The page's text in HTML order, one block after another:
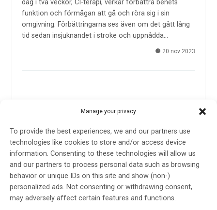
Manage your privacy
To provide the best experiences, we and our partners use
technologies like cookies to store and/or access device
information. Consenting to these technologies will allow us
and our partners to process personal data such as browsing
behavior or unique IDs on this site and show (non-)
personalized ads. Not consenting or withdrawing consent,
may adversely affect certain features and functions.
dag i två veckor, CI-terapi, verkar förbättra benets
funktion och förmågan att gå och röra sig i sin
omgivning. Förbättringarna ses även om det gått lång
tid sedan insjuknandet i stroke och uppnådda…
20 nov 2023
Nytt herpesvirus kopplas till multipel skleros
Ett stort antal riskfaktorer för MS, som orsakar skador
i centrala nervsystemet, har identifierats. Dock är det
fortfarande okänt varför sjukdomen uppstår. De
senaste åren har herpesviruset Epstein Barr-virus (EBV)
etablerats som den främsta riskfaktorn.
16 nov 2023